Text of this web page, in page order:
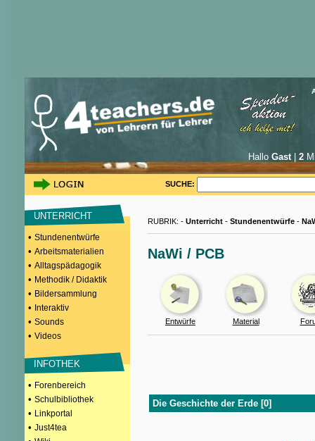
Hallo Gast| 2
SUCHE:
UNTERRICHT
• Stundenentwürfe
• Arbeitsmaterialien
• Alltagspädagogik
• Methodik / Didaktik
• Bildersammlung
• Interaktiv
• Sounds
• Videos
INFOTHEK
• Forenbereich
• Schulbibliothek
• Linkportal
• Just4tea
RUBRIK: - Unterricht - Stundenentwürfe -
NaWi / PCB
Entwürfe Material
Die Geschichte der Erde [0]